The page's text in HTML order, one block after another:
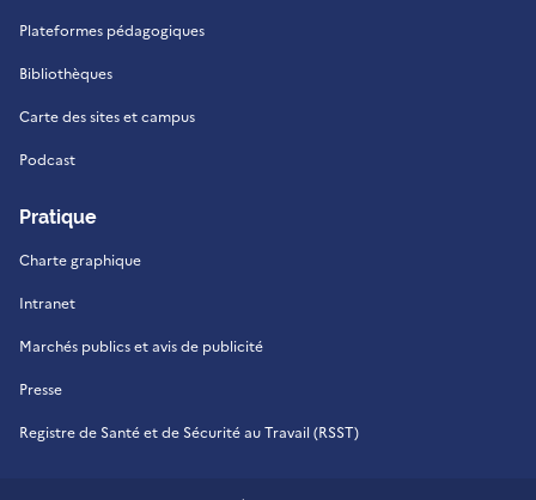
Plateformes pédagogiques
Bibliothèques
Carte des sites et campus
Podcast
Pratique
Charte graphique
Intranet
Marchés publics et avis de publicité
Presse
Registre de Santé et de Sécurité au Travail (RSST)